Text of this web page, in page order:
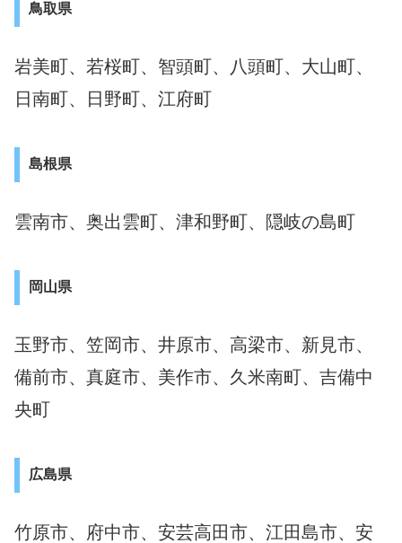
鳥取県
岩美町、若桜町、智頭町、八頭町、大山町、
日南町、日野町、江府町
島根県
雲南市、奥出雲町、津和野町、隠岐の島町
岡山県
玉野市、笠岡市、井原市、高梁市、新見市、
備前市、真庭市、美作市、久米南町、吉備中
央町
広島県
竹原市、府中市、安芸高田市、江田島市、安